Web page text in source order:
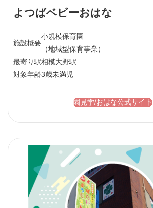
よつばベビーおはな
施設概要
小規模保育園
（地域型保育事業）
最寄り駅相模大野駅
対象年齢3歳未満児
園見学/おはな公式サイト